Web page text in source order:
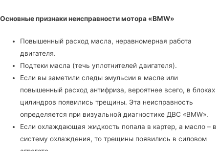
Основные признаки неисправности мотора «BMW»
Повышенный расход масла, неравномерная работа
двигателя.
Подтеки масла (течь уплотнителей двигателя).
Если вы заметили следы эмульсии в масле или
повышенный расход антифриза, вероятнее всего, в блоках
цилиндров появились трещины. Эта неисправность
определяется при визуальной диагностике ДВС «BMW».
Если охлаждающая жидкость попала в картер, а масло – в
систему охлаждения, то трещины появились в силовом